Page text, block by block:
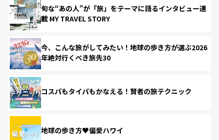
旬な“あの人”が「旅」をテーマに語るインタビュー連
載 MY TRAVEL STORY
今、こんな旅がしてみたい！地球の歩き方が選ぶ2026
年絶対行くべき旅先30
コスパもタイパもかなえる！賢者の旅テクニック
地球の歩き方♥偏愛ハワイ